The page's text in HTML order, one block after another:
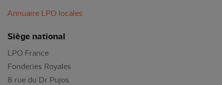
Annuaire LPO locales
Siège national
LPO France
Fonderies Royales
8 rue du Dr Pujos